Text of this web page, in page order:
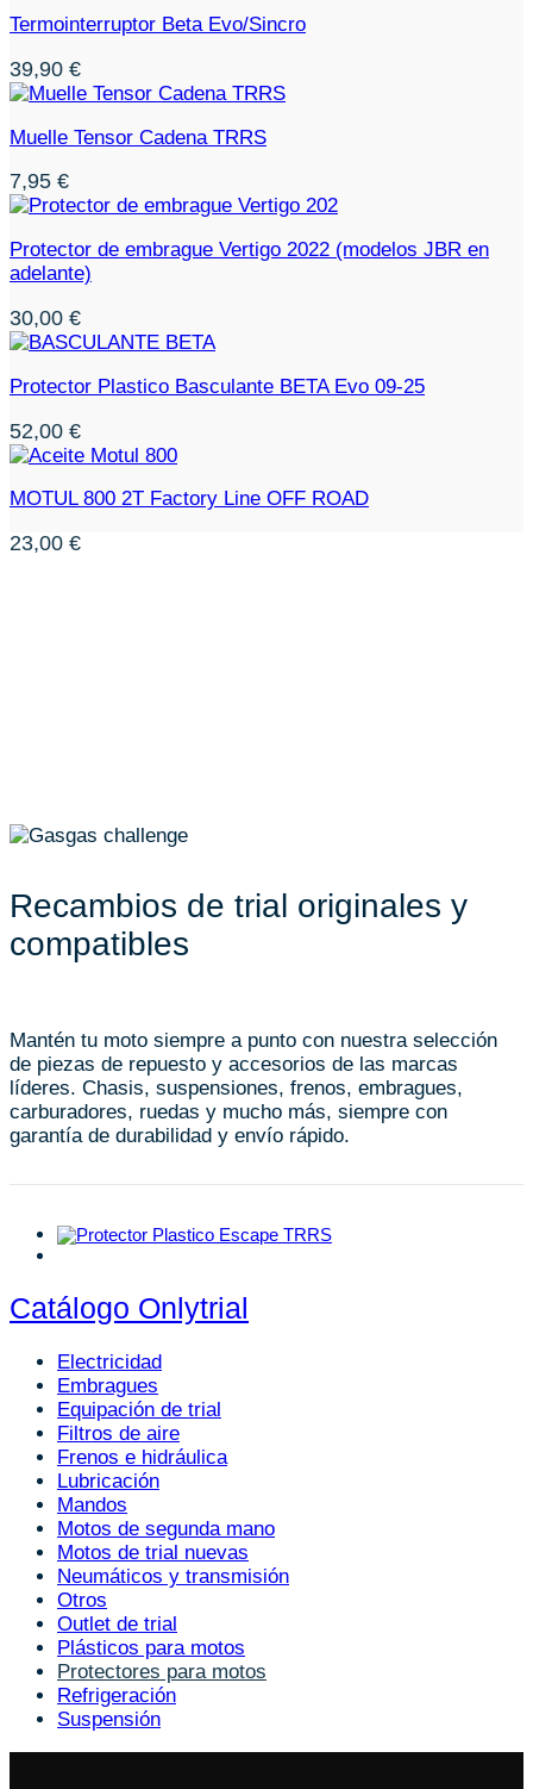
Termointerruptor Beta Evo/Sincro
39,90 €
Muelle Tensor Cadena TRRS
7,95 €
Protector de embrague Vertigo 2022 (modelos JBR en
adelante)
30,00 €
Protector Plastico Basculante BETA Evo 09-25
52,00 €
MOTUL 800 2T Factory Line OFF ROAD
23,00 €
Recambios de trial originales y
compatibles
Mantén tu moto siempre a punto con nuestra selección
de piezas de repuesto y accesorios de las marcas
líderes. Chasis, suspensiones, frenos, embragues,
carburadores, ruedas y mucho más, siempre con
garantía de durabilidad y envío rápido.
Catálogo Onlytrial
Electricidad
Embragues
Equipación de trial
Filtros de aire
Frenos e hidráulica
Lubricación
Mandos
Motos de segunda mano
Motos de trial nuevas
Neumáticos y transmisión
Otros
Outlet de trial
Plásticos para motos
Protectores para motos
Refrigeración
Suspensión